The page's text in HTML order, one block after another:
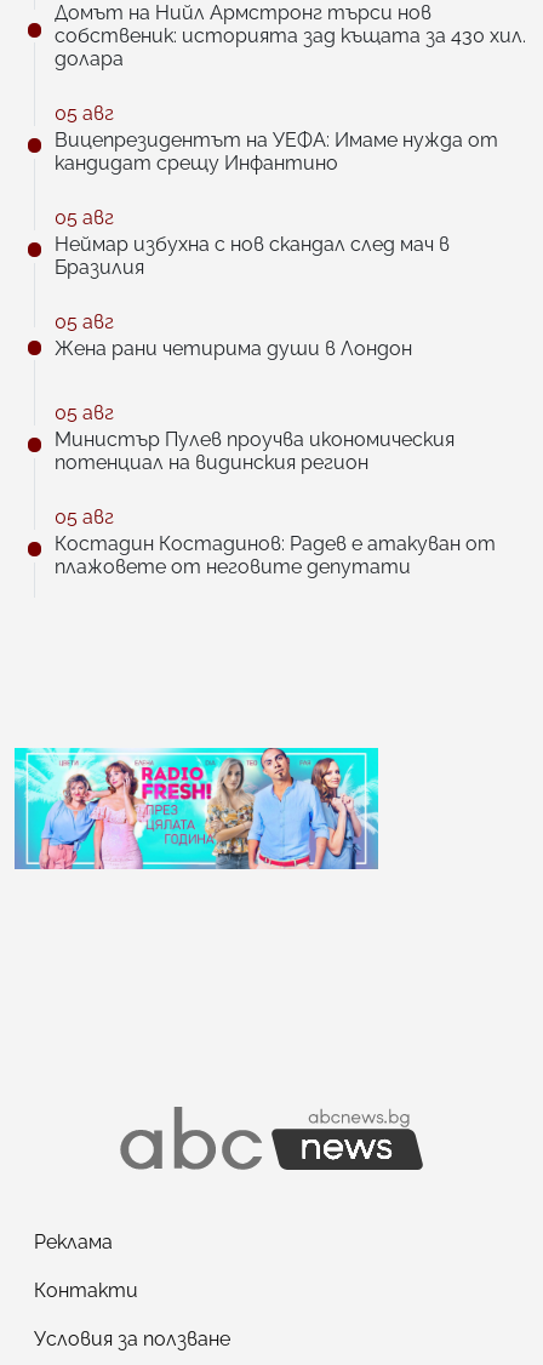
Домът на Нийл Армстронг търси нов
собственик: историята зад къщата за 430 хил.
долара
05 авг
Вицепрезидентът на УЕФА: Имаме нужда от
кандидат срещу Инфантино
05 авг
Неймар избухна с нов скандал след мач в
Бразилия
05 авг
Жена рани четирима души в Лондон
05 авг
Министър Пулев проучва икономическия
потенциал на видинския регион
05 авг
Костадин Костадинов: Радев е атакуван от
плажoвете от неговите депутати
Реклама
Контакти
Условия за ползване